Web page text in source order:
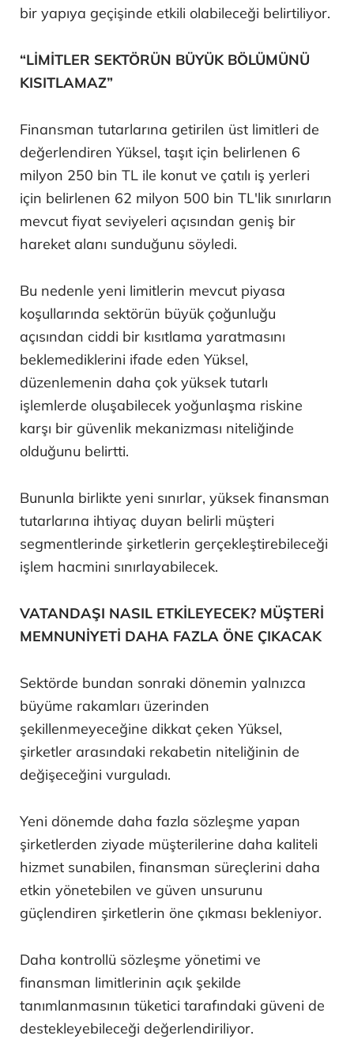
bir yapıya geçişinde etkili olabileceği belirtiliyor.
“LİMİTLER SEKTÖRÜN BÜYÜK BÖLÜMÜNÜ
KISITLAMAZ”
Finansman tutarlarına getirilen üst limitleri de
değerlendiren Yüksel, taşıt için belirlenen 6
milyon 250 bin TL ile konut ve çatılı iş yerleri
için belirlenen 62 milyon 500 bin TL'lik sınırların
mevcut fiyat seviyeleri açısından geniş bir
hareket alanı sunduğunu söyledi.
Bu nedenle yeni limitlerin mevcut piyasa
koşullarında sektörün büyük çoğunluğu
açısından ciddi bir kısıtlama yaratmasını
beklemediklerini ifade eden Yüksel,
düzenlemenin daha çok yüksek tutarlı
işlemlerde oluşabilecek yoğunlaşma riskine
karşı bir güvenlik mekanizması niteliğinde
olduğunu belirtti.
Bununla birlikte yeni sınırlar, yüksek finansman
tutarlarına ihtiyaç duyan belirli müşteri
segmentlerinde şirketlerin gerçekleştirebileceği
işlem hacmini sınırlayabilecek.
VATANDAŞI NASIL ETKİLEYECEK? MÜŞTERİ
MEMNUNİYETİ DAHA FAZLA ÖNE ÇIKACAK
Sektörde bundan sonraki dönemin yalnızca
büyüme rakamları üzerinden
şekillenmeyeceğine dikkat çeken Yüksel,
şirketler arasındaki rekabetin niteliğinin de
değişeceğini vurguladı.
Yeni dönemde daha fazla sözleşme yapan
şirketlerden ziyade müşterilerine daha kaliteli
hizmet sunabilen, finansman süreçlerini daha
etkin yönetebilen ve güven unsurunu
güçlendiren şirketlerin öne çıkması bekleniyor.
Daha kontrollü sözleşme yönetimi ve
finansman limitlerinin açık şekilde
tanımlanmasının tüketici tarafındaki güveni de
destekleyebileceği değerlendiriliyor.